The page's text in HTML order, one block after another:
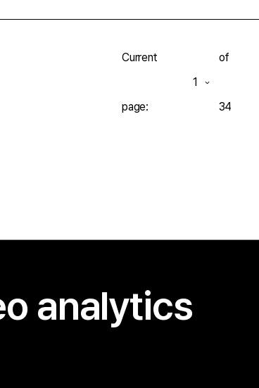
Current
page:
of
34
analytics